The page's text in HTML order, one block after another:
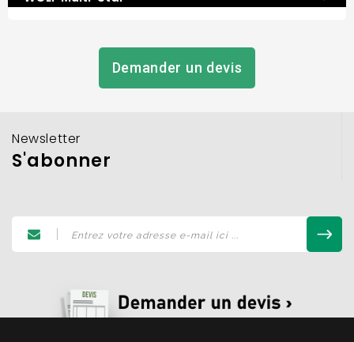
Demander un devis
Newsletter
S'abonner